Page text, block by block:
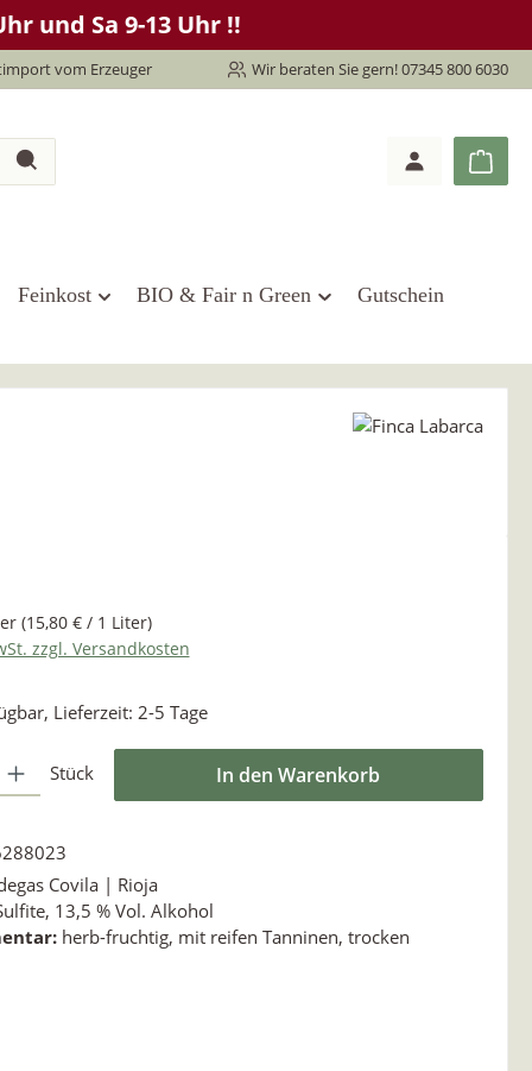
und Sa 9-13 Uhr !!
vom Erzeuger Wir beraten Sie gern! 07345 800 6030
Feinkost BIO & Fair n Green Gutschein
(15,80 € / 1 Liter)
zzgl. Versandkosten
Lieferzeit: 2-5 Tage
Stück In den Warenkorb
Covila | Rioja
13,5 % Vol. Alkohol
herb-fruchtig, mit reifen Tanninen, trocken